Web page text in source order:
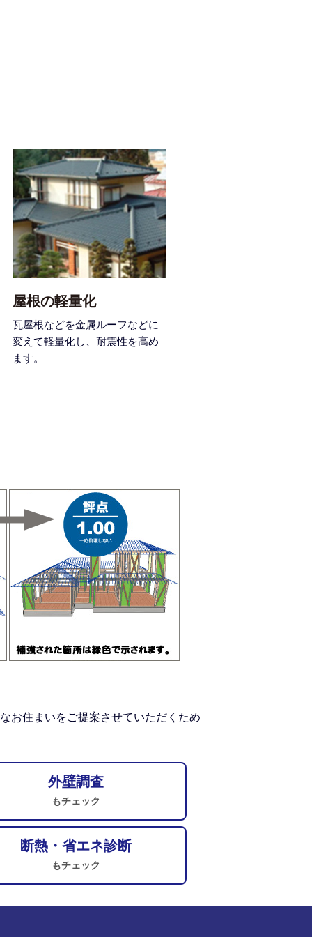
屋根の軽量化
瓦屋根などを金属ルーフなどに
変えて軽量化し、耐震性を高め
ます。
お住まいをご提案させていただくため
外壁調査
もチェック
断熱・省エネ診断
もチェック